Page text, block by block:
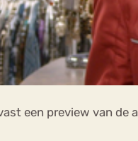
een preview van de